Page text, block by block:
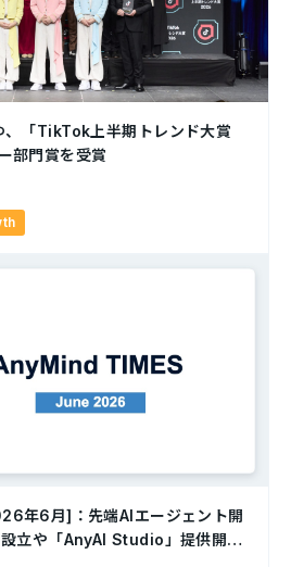
「TikTok上半期トレンド大賞
部門賞を受賞
年6月]：先端AIエージェント開
立や「AnyAI Studio」提供開始